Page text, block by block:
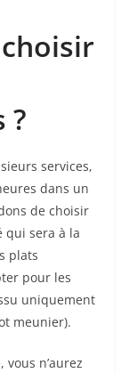
?
services,
dans un
de choisir
qui sera à la
plats
pour les
uniquement
meunier).
n’aurez